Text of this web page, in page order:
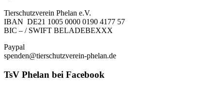
Tierschutzverein Phelan e.V.
IBAN DE21 1005 0000 0190 4177 57
BIC – / SWIFT BELADEBEXXX
Paypal
spenden@tierschutzverein-phelan.de
TsV Phelan bei Facebook